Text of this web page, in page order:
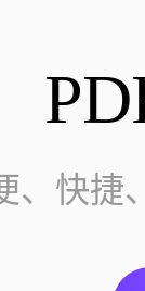
、快捷